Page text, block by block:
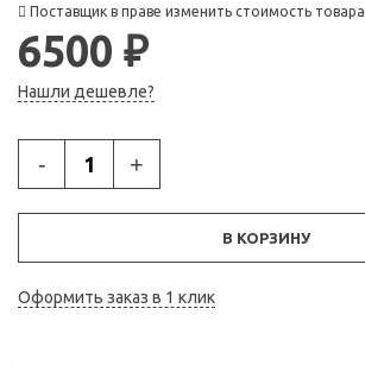
Поставщик в праве изменить стоимость товара
6500 ₽
Нашли дешевле?
- +
В КОРЗИНУ
Оформить заказ в 1 клик